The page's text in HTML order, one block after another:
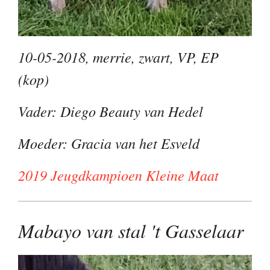
10-05-2018, merrie, zwart, VP, EP
(kop)
Vader: Diego Beauty van Hedel
Moeder: Gracia van het Esveld
2019 Jeugdkampioen Kleine Maat
Mabayo van stal 't Gasselaar